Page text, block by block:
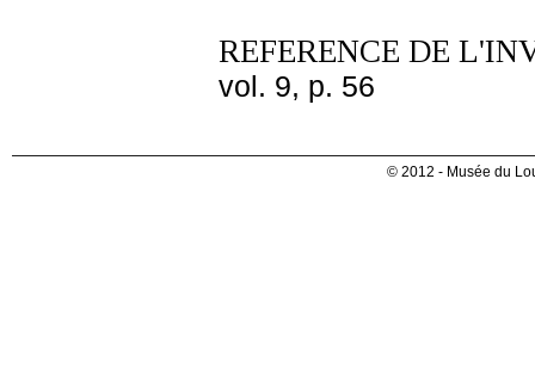
REFERENCE DE
vol. 9, p. 56
© 2012 - Musée du